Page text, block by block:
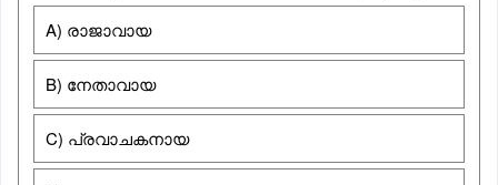
A) രാജാവായ
B) നേതാവായ
C) പ്രവാചകനായ